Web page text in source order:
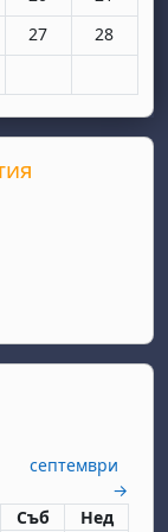
юни
четвъртък, 25 юни
събития, петък, 26
Няма събития,
27 Няма
28
септември
→
събота
Съб неделя
Нед